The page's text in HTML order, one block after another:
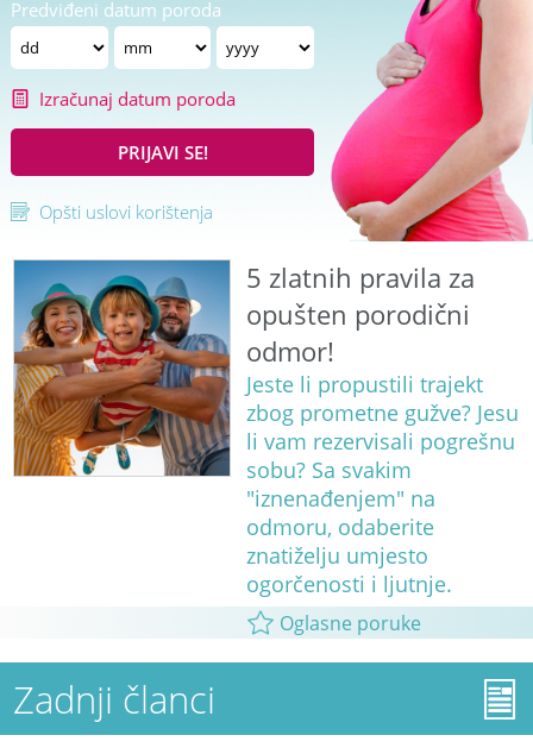
Predviđeni datum poroda
Izračunaj datum poroda
PRIJAVI SE!
Opšti uslovi korištenja
5 zlatnih pravila za
opušten porodični
odmor!
Jeste li propustili trajekt
zbog prometne gužve? Jesu
li vam rezervisali pogrešnu
sobu? Sa svakim
"iznenađenjem" na
odmoru, odaberite
znatiželju umjesto
ogorčenosti i ljutnje.
Oglasne poruke
Zadnji članci